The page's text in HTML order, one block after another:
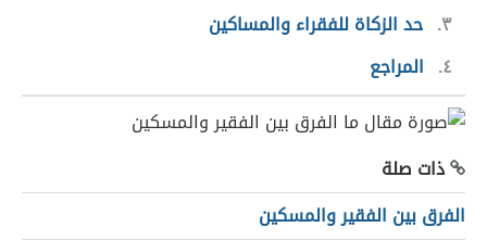
٣ حد الزكاة للفقراء والمساكين
٤
المراجع
ذات صلة
الفرق بين الفقير والمسكين